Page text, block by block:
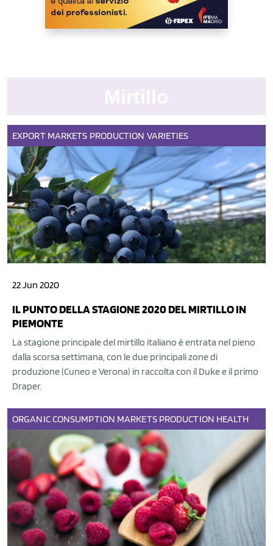
EXPORT MARKETS PRODUCTION VARIETIES
22 Jun 2020
IL PUNTO DELLA STAGIONE 2020 DEL MIRTILLO IN
PIEMONTE
La stagione principale del mirtillo italiano è entrata nel pieno
dalla scorsa settimana, con le due principali zone di
produzione (Cuneo e Verona) in raccolta con il Duke e il primo
Draper.
ORGANICCONSUMPTION MARKETS PRODUCTION HEALTH